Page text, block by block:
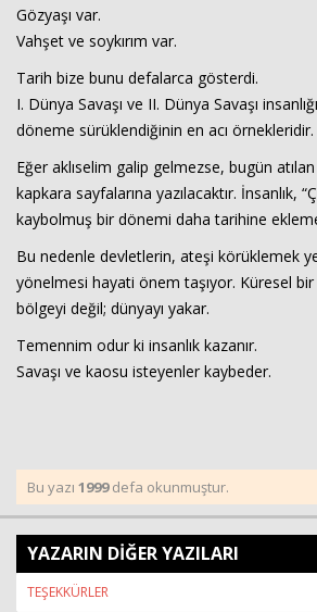
Gözyaşı var.
Vahşet ve soykırım var.
Tarih bize bunu defalarca gösterdi.
I. Dünya Savaşı ve II. Dünya Savaşı
döneme sürüklendiğinin en acı örnekleridir.
Eğer aklıselim galip gelmezse, bugün atılan
kapkara sayfalarına yazılacaktır. İnsanlık,
kaybolmuş bir dönemi daha tarihine
Bu nedenle devletlerin, ateşi körüklemek
yönelmesi hayati önem taşıyor. Küresel bir
bölgeyi değil; dünyayı yakar.
Temennim odur ki insanlık kazanır.
Savaşı ve kaosu isteyenler kaybeder.
Bu yazı 1999defa okunmuştur.
YAZARIN DİĞER YAZILARI
TEŞEKKÜRLER